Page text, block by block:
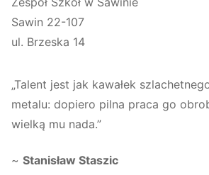
Sawin 22-107
ul. Brzeska 14
„Talent jest jak kawałek
metalu: dopiero pilna praca go
wielką mu nada.”
~ Stanisław Staszic